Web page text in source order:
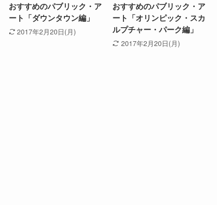
おすすめのパブリック・ア
ート「ダウンタウン編」
2017年2月20日(月)
おすすめのパブリック・ア
ート「オリンピック・スカ
ルプチャー・パーク編」
2017年2月20日(月)